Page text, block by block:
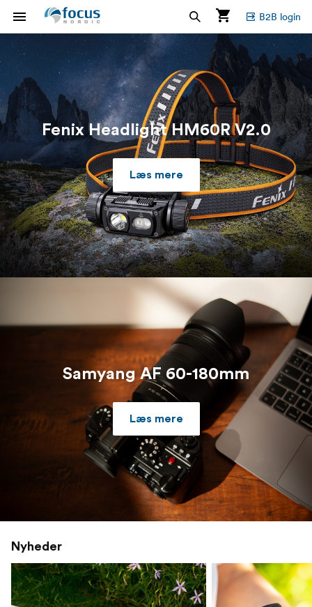
B2B login
Fenix Headlight HM60R V2.0
Læs mere
Samyang AF 60-180mm
Læs mere
Nyheder